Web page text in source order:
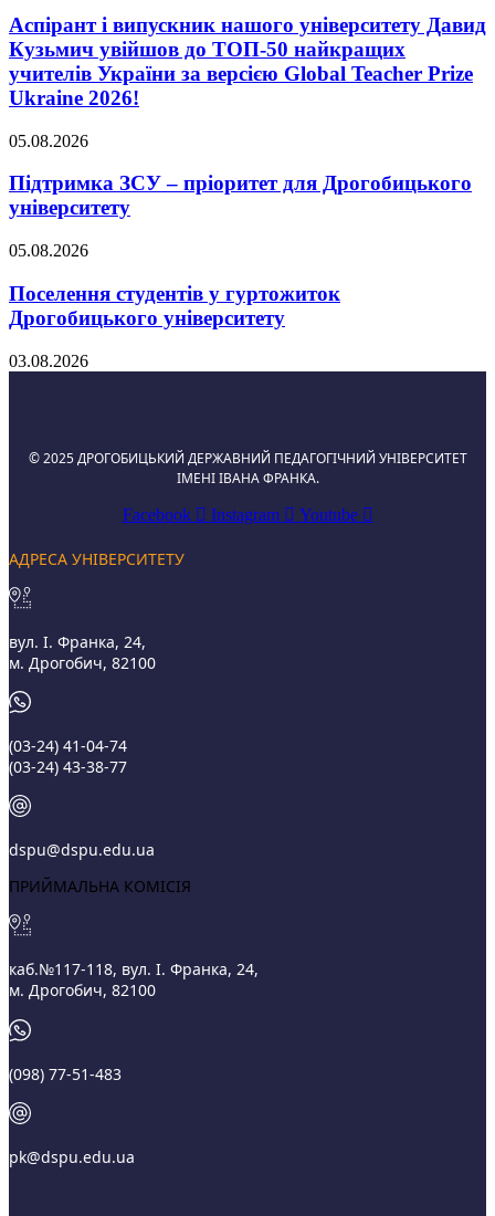
Аспірант і випускник нашого університету Давид
Кузьмич увійшов до ТОП-50 найкращих
учителів України за версією Global Teacher Prize
Ukraine 2026!
05.08.2026
Підтримка ЗСУ – пріоритет для Дрогобицького
університету
05.08.2026
Поселення студентів у гуртожиток
Дрогобицького університету
03.08.2026
© 2025 ДРОГОБИЦЬКИЙ ДЕРЖАВНИЙ ПЕДАГОГІЧНИЙ УНІВЕРСИТЕТ
ІМЕНІ ІВАНА ФРАНКА.
Facebook
Instagram Youtube
АДРЕСА УНІВЕРСИТЕТУ
вул. І. Франка, 24,
м. Дрогобич, 82100
(03‑24) 41‑04‑74
(03‑24) 43‑38‑77
dspu@dspu.edu.ua
ПРИЙМАЛЬНА КОМІСІЯ
каб.№117-118, вул. І. Франка, 24,
м. Дрогобич, 82100
(098) 77-51-483
pk@dspu.edu.ua